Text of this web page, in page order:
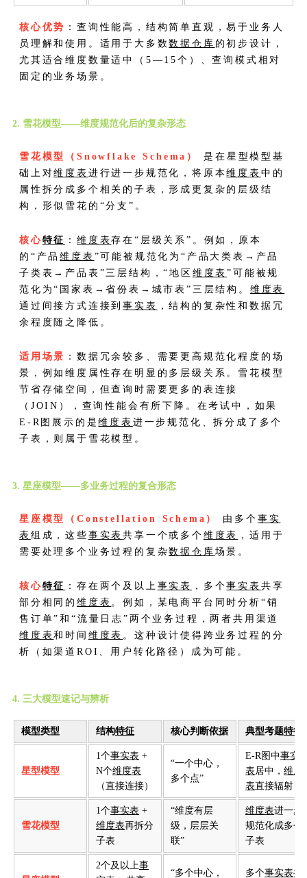
核心优势 ：查询性能高，结构简单直观，易于业务人
员理解和使用。适用于大多数数据仓库 的初步设计，
尤其适合维度数量适中（5—15个）、查询模式相对
固定的业务场景。
2. 雪花模型——维度规范化后的复杂形态
雪花模型（Snowflake Schema）
是在星型模型基
础上对维度表 进行进一步规范化，将原本维度表 中的
属性拆分成多个相关的子表，形成更复杂的层级结
构，形似雪花的“分支”。
核心特征 ：维度表存在“层级关系”。例如，原本
的“产品维度表 ”可能被规范化为“产品大类表→产品
子类表→产品表”三层结构，“地区 维度表”可能被规
范化为“国家表→省份表→城市表”三层结构。 维度表
通过间接方式连接到事实表 ，结构的复杂性和数据冗
余程度随之降低。
适用场景 ：数据冗余较多、需要更高规范化程度的场
景，例如维度属性存在明显的多层级关系。雪花模型
节省存储空间，但查询时需要更多的表连接
（JOIN），查询性能会有所下降。在考试中，如果
E-R图展示的是维度表 进一步规范化、拆分成了多个
子表，则属于雪花模型。
3. 星座模型——多业务过程的复合形态
星座模型（Constellation Schema） 由多个 事实
表 组成，这些 事实表共享一个或多个 维度表 ，适用于
需要处理多个业务过程的复杂数据仓库 场景。
核心特征 ：存在两个及以上 事实表 ，多个事实表 共享
部分相同的 维度表 。例如，某电商平台同时分析“销
售订单”和“流量日志”两个业务过程，两者共用渠道
维度表和时间 维度表 。这种设计使得跨业务过程的分
析（如渠道ROI、用户转化路径）成为可能。
4. 三大模型速记与辨析
模型类型 结构特征 核心判断依据 典型考题特征
星型模型
1个事实表 +
N个维度表
（直接连接）
“一个中心，
多个点”
E-R图中事实
表居中， 维度
表直接辐射
雪花模型
1个事实表 +
维度表再拆分
子表
“维度有层
级，层层关
联”
维度表进一步
规范化成多个
子表
2个及以上事
“多个中心， 多个事实表共